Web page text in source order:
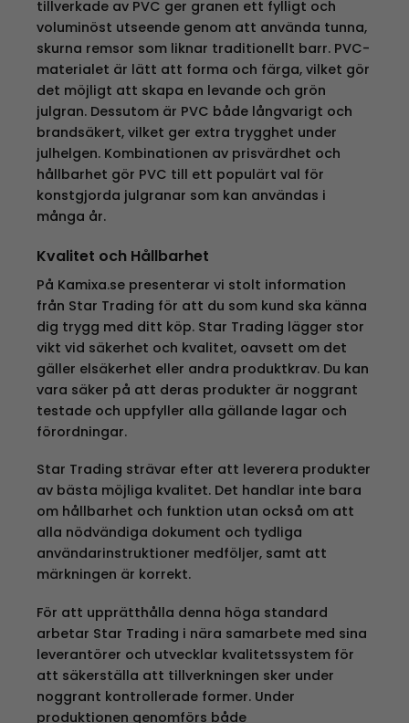
tillverkade av PVC ger granen ett fylligt och
voluminöst utseende genom att använda tunna,
skurna remsor som liknar traditionellt barr. PVC-
materialet är lätt att forma och färga, vilket gör
det möjligt att skapa en levande och grön
julgran. Dessutom är PVC både långvarigt och
brandsäkert, vilket ger extra trygghet under
julhelgen. Kombinationen av prisvärdhet och
hållbarhet gör PVC till ett populärt val för
konstgjorda julgranar som kan användas i
många år.
Kvalitet och Hållbarhet
På Kamixa.se presenterar vi stolt information
från Star Trading för att du som kund ska känna
dig trygg med ditt köp. Star Trading lägger stor
vikt vid säkerhet och kvalitet, oavsett om det
gäller elsäkerhet eller andra produktkrav. Du kan
vara säker på att deras produkter är noggrant
testade och uppfyller alla gällande lagar och
förordningar.
Star Trading strävar efter att leverera produkter
av bästa möjliga kvalitet. Det handlar inte bara
om hållbarhet och funktion utan också om att
alla nödvändiga dokument och tydliga
användarinstruktioner medföljer, samt att
märkningen är korrekt.
För att upprätthålla denna höga standard
arbetar Star Trading i nära samarbete med sina
leverantörer och utvecklar kvalitetssystem för
att säkerställa att tillverkningen sker under
noggrant kontrollerade former. Under
produktionen genomförs både